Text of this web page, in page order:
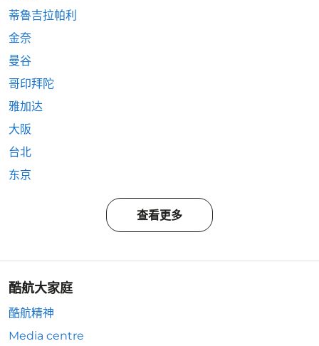
蒂魯吉拉帕利
金奈
曼谷
哥印拜陀
雅加达
大阪
台北
东京
查看更多
酷航大家庭
酷航精神
Media centre